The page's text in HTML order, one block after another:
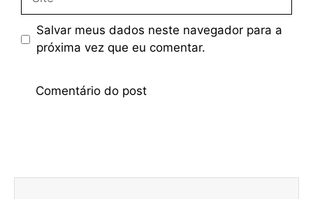
Salvar meus dados neste navegador para a
próxima vez que eu comentar.